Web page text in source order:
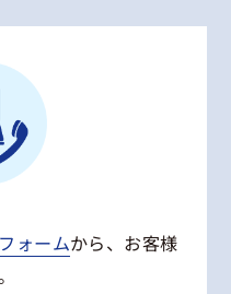
ォームから、お客様